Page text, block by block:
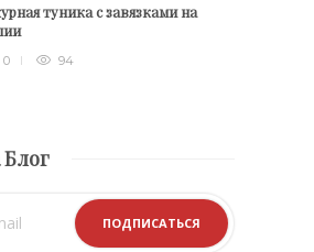
туника с завязками на
0 94